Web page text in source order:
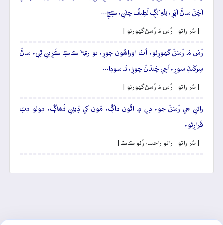
اَچَڻَ ساڻُ اَپَرِ، لِلہِ لَڳِ لَطِيفُ چئَي، ڪِجِ…
[ سُر راڻو - رُس مَ رُسڻ گهورئو ]
رُسُ مَ رُسَڻُ گهورِئو، اُٺُ اوراھُون چورِ، تو ريءَ ڪاڪِ ڪَڙِيي ٿِي، ساڻُ
سِرکَنڊَ سورِ، اَچِي چَندَنُ چوڙِ، تَہ سوڍا…
[ سُر راڻو - رُس مَ رُسڻ گهورئو ]
راڻي جي رُسَڻُ جو، دِلِ ۾ اٿُون داڳُ، مُون کي ڏِيئِي ڏُھاڳُ، ڍولو ڍٽِ
قَرارِئو،
[ سُر راڻو - راڻو راحت، رُٺو ڪاڪ ]